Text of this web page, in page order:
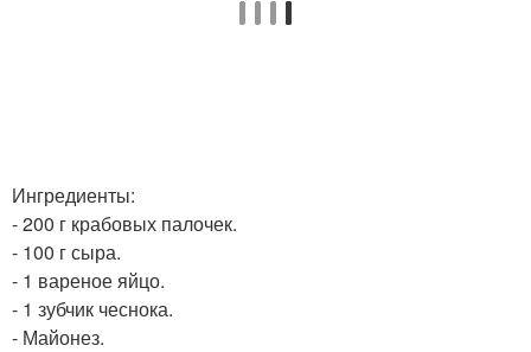
Ингредиенты:
- 200 г крабовых палочек.
- 100 г сыра.
- 1 вареное яйцо.
- 1 зубчик чеснока.
- Майонез.